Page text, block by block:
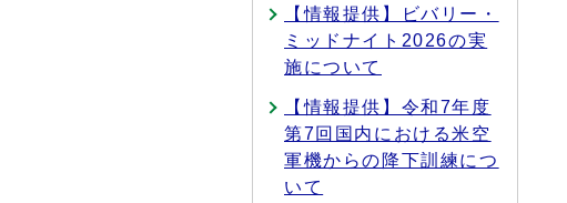
【情報提供】ビバリー・
ミッドナイト2026の実
施について
【情報提供】令和7年度
第7回国内における米空
軍機からの降下訓練につ
いて